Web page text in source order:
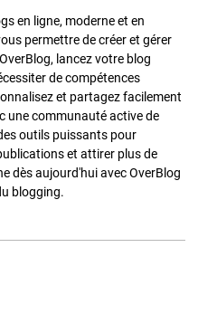
en ligne, moderne et en
permettre de créer et gérer
lancez votre blog
de compétences
et partagez facilement
une communauté active de
outils puissants pour
et attirer plus de
dès aujourd'hui avec OverBlog
blogging.